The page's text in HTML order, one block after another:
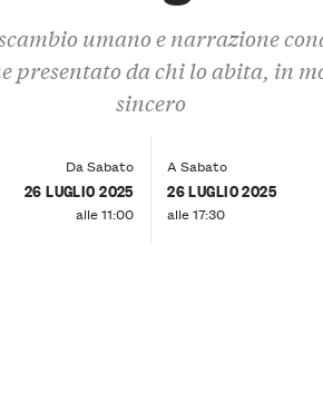
umano e narrazione
presentato da chi lo abita, in
sincero
Da Sabato
26 LUGLIO 2025
alle 11:00
A Sabato
26 LUGLIO 2025
alle 17:30